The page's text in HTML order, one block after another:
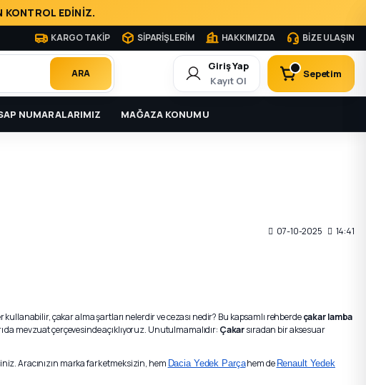
KONTROL EDİNİZ.
KARGO TAKİP SİPARİŞLERİM HAKKIMIZDA BİZE ULAŞIN
ARA
Giriş Yap
Kayıt Ol
Sepetim
NUMARALARIMIZ MAĞAZA KONUMU
07-10-2025 14:41
çakar alma şartları nelerdir ve cezası nedir? Bu kapsamlı rehberdeçakar lamba
mevzuat çerçevesinde açıklıyoruz. Unutulmamalıdır: Çakarsıradan bir aksesuar
Aracınızın marka fark etmeksizin, hem Dacia Yedek Parçahem de Renault Yedek